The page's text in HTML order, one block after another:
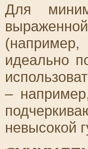
Для
идеально
–
невысокой